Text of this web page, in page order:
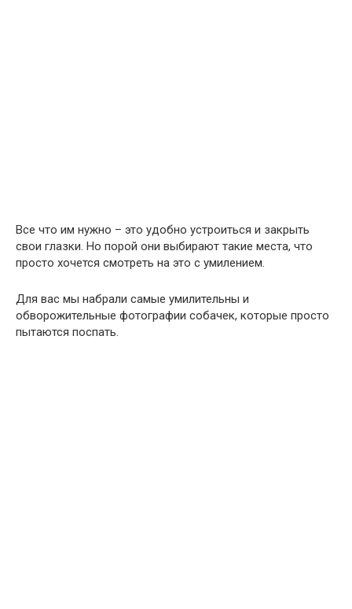
Все что им нужно – это удобно устроиться и закрыть
свои глазки. Но порой они выбирают такие места, что
просто хочется смотреть на это с умилением.
Для вас мы набрали самые умилительны и
обворожительные фотографии собачек, которые просто
пытаются поспать.